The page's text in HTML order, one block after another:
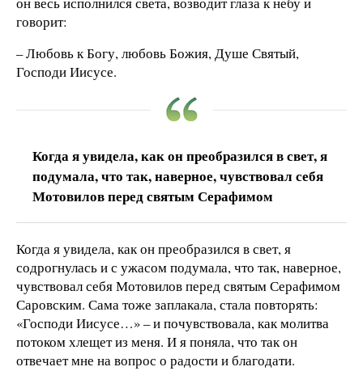
говорит:
– Любовь к Богу, любовь Божия, Душе Святый,
Господи Иисусе.
Когда я увидела, как он преобразился в свет, я
подумала, что так, наверное, чувствовал себя
Мотовилов перед святым Серафимом
Когда я увидела, как он преобразился в свет, я
содрогнулась и с ужасом подумала, что так, наверное,
чувствовал себя Мотовилов перед святым Серафимом
Саровским. Сама тоже заплакала, стала повторять:
«Господи Иисусе…» – и почувствовала, как молитва
потоком хлещет из меня. И я поняла, что так он
отвечает мне на вопрос о радости и благодати.